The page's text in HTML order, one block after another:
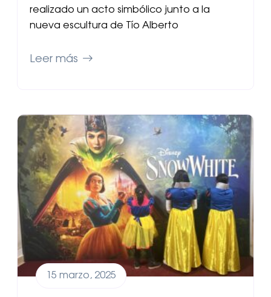
realizado un acto simbólico junto a la
nueva escultura de Tío Alberto
Leer más
15 marzo, 2025